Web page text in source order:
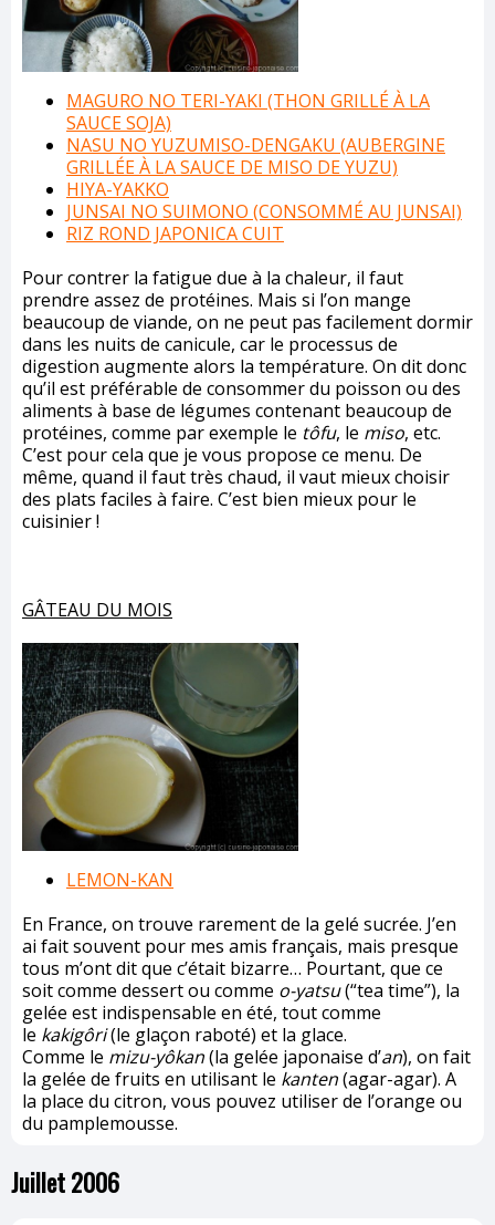
MAGURO NO TERI-YAKI (THON GRILLÉ À LA
SAUCE SOJA)
NASU NO YUZUMISO-DENGAKU (AUBERGINE
GRILLÉE À LA SAUCE DE MISO DE YUZU)
HIYA-YAKKO
JUNSAI NO SUIMONO (CONSOMMÉ AU JUNSAI)
RIZ ROND JAPONICA CUIT
Pour contrer la fatigue due à la chaleur, il faut
prendre assez de protéines. Mais si l’on mange
beaucoup de viande, on ne peut pas facilement dormir
dans les nuits de canicule, car le processus de
digestion augmente alors la température. On dit donc
qu’il est préférable de consommer du poisson ou des
aliments à base de légumes contenant beaucoup de
protéines, comme par exemple le tôfu, le miso, etc.
C’est pour cela que je vous propose ce menu. De
même, quand il faut très chaud, il vaut mieux choisir
des plats faciles à faire. C’est bien mieux pour le
cuisinier !
GÂTEAU DU MOIS
LEMON-KAN
En France, on trouve rarement de la gelé sucrée. J’en
ai fait souvent pour mes amis français, mais presque
tous m’ont dit que c’était bizarre… Pourtant, que ce
soit comme dessert ou comme o-yatsu(“tea time”), la
gelée est indispensable en été, tout comme
le kakigôri(le glaçon raboté) et la glace.
Comme le mizu-yôkan(la gelée japonaise d’an), on fait
la gelée de fruits en utilisant le kanten(agar-agar). A
la place du citron, vous pouvez utiliser de l’orange ou
du pamplemousse.
Juillet 2006